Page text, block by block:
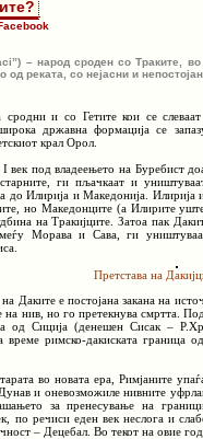
– народ сроден со Траките,
од реката, со нејасни и
сродни и со Гетите кои се
државна формација се
крал Орол.
век под владеењето на Буребист
ги пљачкаат и
до Илирија и Македонија.
но Македонците (а Илирите
на Тракијците. Затоа пак
Морава и Сава, ги
Претстава на
Даките е постојана закана на
на нив, но го претекнува смртта.
од Сиција (денешен Сисак –
време римско-дакиската граница
во новата ера, Римјаните
и оневозможиле нивните
за пренесување на
по речиси еден век неслога и
– Децебал. Во текот на овие